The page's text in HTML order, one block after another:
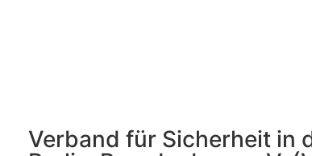
Verband für Sicherheit in